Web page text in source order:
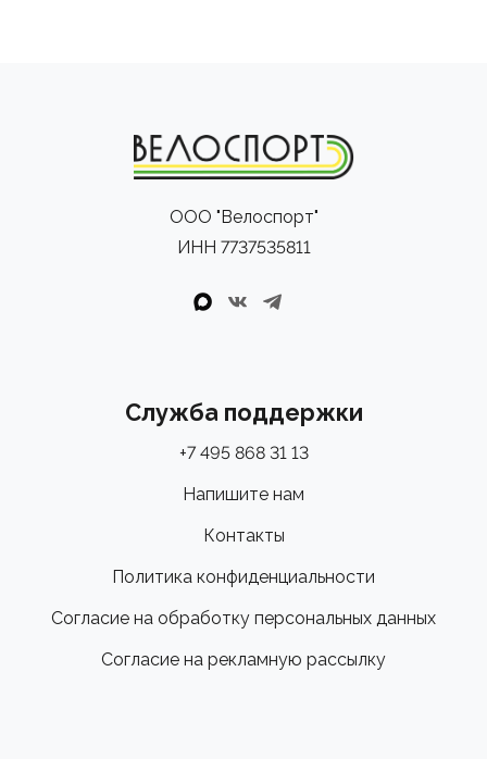
ООО "Велоспорт"
ИНН 7737535811
Служба поддержки
+7 495 868 31 13
Напишите нам
Контакты
Политика конфиденциальности
Согласие на обработку персональных данных
Согласие на рекламную рассылку